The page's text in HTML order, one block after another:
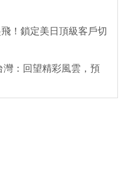
！鎖定美日頂級客戶切
：回望精彩風雲，預